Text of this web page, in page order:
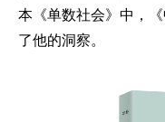
本《单数社会》中，
了他的洞察。